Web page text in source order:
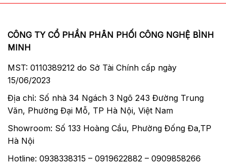
CÔNG TY CỔ PHẦN PHÂN PHỐI CÔNG NGHỆ BÌNH
MINH
MST: 0110389212 do Sở Tài Chính cấp ngày
15/06/2023
Địa chỉ: Số nhà 34 Ngách 3 Ngõ 243 Đường Trung
Văn, Phường Đại Mỗ, TP Hà Nội, Việt Nam
Showroom: Số 133 Hoàng Cầu, Phường Đống Đa,TP
Hà Nội
Hotline: 0938338315 – 0919622882 – 0909858266